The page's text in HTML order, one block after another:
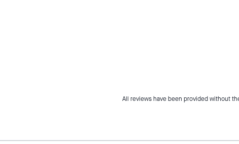
All reviews have been provided without